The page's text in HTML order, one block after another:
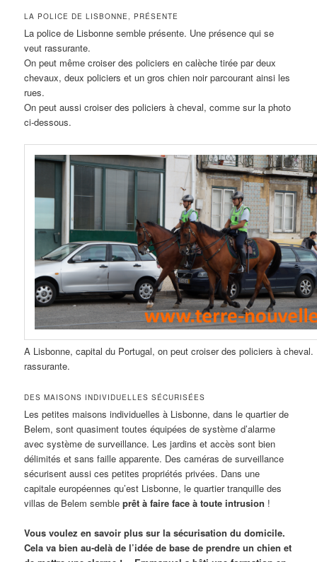
LA POLICE DE LISBONNE, PRÉSENTE
La police de Lisbonne semble présente. Une présence qui se
veut rassurante.
On peut même croiser des policiers en calèche tirée par deux
chevaux, deux policiers et un gros chien noir parcourant ainsi les
rues.
On peut aussi croiser des policiers à cheval, comme sur la photo
ci-dessous.
A Lisbonne, capital du Portugal, on peut croiser des policiers à
rassurante.
DES MAISONS INDIVIDUELLES SÉCURISÉES
Les petites maisons individuelles à Lisbonne, dans le quartier de
Belem, sont quasiment toutes équipées de système d’alarme
avec système de surveillance. Les jardins et accès sont bien
délimités et sans faille apparente. Des caméras de surveillance
sécurisent aussi ces petites propriétés privées. Dans une
capitale européennes qu’est Lisbonne, le quartier tranquille des
villas de Belem sembleprêt à faire face à toute intrusion !
Vous voulez en savoir plus sur la sécurisation du domicile.
Cela va bien au-delà de l’idée de base de prendre un chien et